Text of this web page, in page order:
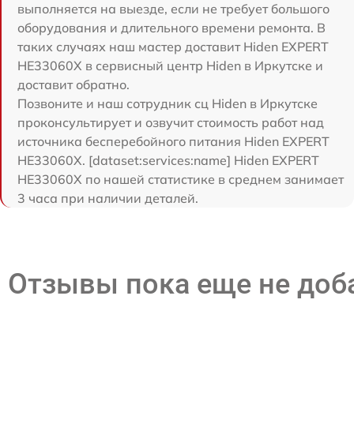
выполняется на выезде, если не требует большого
оборудования и длительного времени ремонта. В
таких случаях наш мастер доставит Hiden EXPERT
HE33060X в сервисный центр Hiden в Иркутске и
доставит обратно.
Позвоните и наш сотрудник сц Hiden в Иркутске
проконсультирует и озвучит стоимость работ над
источника бесперебойного питания Hiden EXPERT
HE33060X. [dataset:services:name] Hiden EXPERT
HE33060X по нашей статистике в среднем занимает
3 часа при наличии деталей.
Отзывы пока еще не